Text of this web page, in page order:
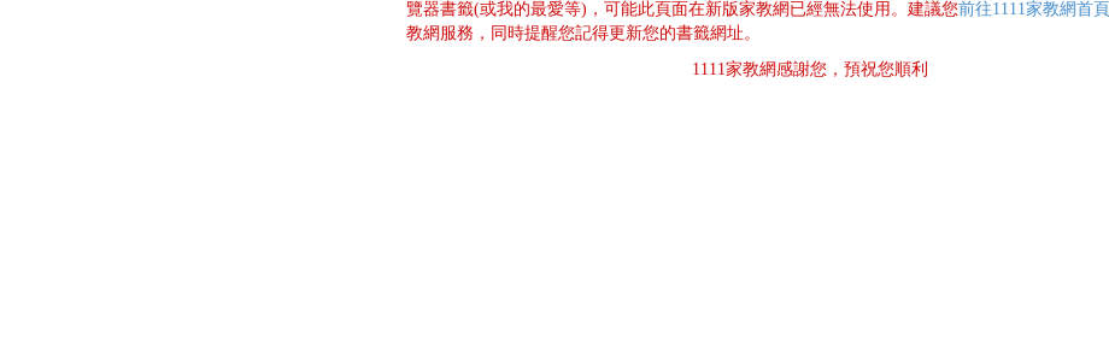
覽器書籤(或我的最愛等)，可能此頁面在新版家教網已經無法使用。建議您前往1111家教網首頁
教網服務，同時提醒您記得更新您的書籤網址。
1111家教網感謝您，預祝您順利